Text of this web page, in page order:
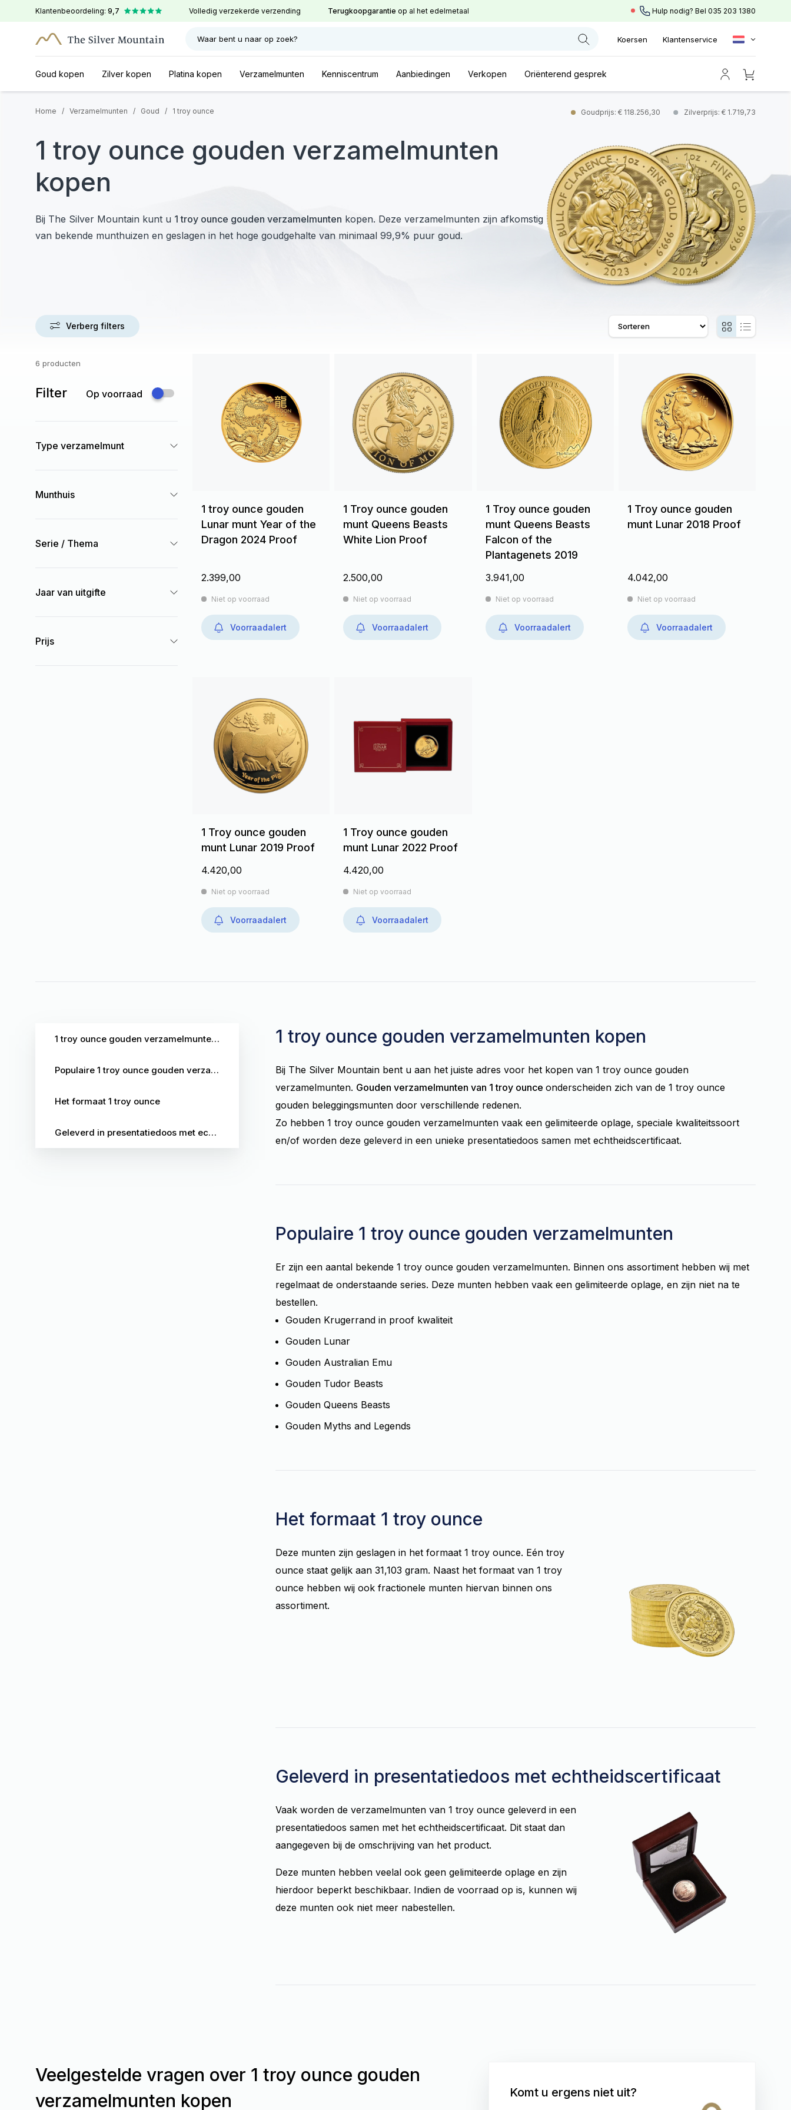
Klantenbeoordeling: 9,7 Volledig verzekerde verzending Terugkoopgarantie op al het edelmetaal Hulp nodig? Bel 035 203 1380
Waar bent u naar op zoek? Koersen Klantenservice
Goud kopen Zilver kopen Platina kopen Verzamelmunten Kenniscentrum Aanbiedingen Verkopen Oriënterend gesprek
Home / Verzamelmunten / Goud / 1 troy ounce Goudprijs: € 118.256,30 Zilverprijs: € 1.719,73
1 troy ounce gouden verzamelmunten
kopen
Bij The Silver Mountain kunt u 1 troy ounce gouden verzamelmunten kopen. Deze verzamelmunten zijn afkomstig
van bekende munthuizen en geslagen in het hoge goudgehalte van minimaal 99,9% puur goud.
Verberg filters
6 producten
Filter Op voorraad
Type verzamelmunt
Munthuis
Serie / Thema
Jaar van uitgifte
Prijs
1 troy ounce gouden
Lunar munt Year of the
Dragon 2024 Proof
2.399,00
Niet op voorraad
Voorraadalert
1 Troy ounce gouden
munt Queens Beasts
White Lion Proof
2.500,00
Niet op voorraad
Voorraadalert
1 Troy ounce gouden
munt Queens Beasts
Falcon of the
Plantagenets 2019
3.941,00
Niet op voorraad
Voorraadalert
1 Troy ounce gouden
munt Lunar 2018 Proof
4.042,00
Niet op voorraad
Voorraadalert
1 Troy ounce gouden
munt Lunar 2019 Proof
4.420,00
Niet op voorraad
Voorraadalert
1 Troy ounce gouden
munt Lunar 2022 Proof
4.420,00
Niet op voorraad
Voorraadalert
1 troy ounce gouden verzamelmunten kopen
Populaire 1 troy ounce gouden verzamelmunten
Het formaat 1 troy ounce
Geleverd in presentatiedoos met echtheidscertificaat
1 troy ounce gouden verzamelmunten kopen
Bij The Silver Mountain bent u aan het juiste adres voor het kopen van 1 troy ounce gouden
verzamelmunten. Gouden verzamelmunten van 1 troy ounce onderscheiden zich van de 1 troy ounce
gouden beleggingsmunten door verschillende redenen.
Zo hebben 1 troy ounce gouden verzamelmunten vaak een gelimiteerde oplage, speciale kwaliteitssoort
en/of worden deze geleverd in een unieke presentatiedoos samen met echtheidscertificaat.
Populaire 1 troy ounce gouden verzamelmunten
Er zijn een aantal bekende 1 troy ounce gouden verzamelmunten. Binnen ons assortiment hebben wij met
regelmaat de onderstaande series. Deze munten hebben vaak een gelimiteerde oplage, en zijn niet na te
bestellen.
Gouden Krugerrand in proof kwaliteit
Gouden Lunar
Gouden Australian Emu
Gouden Tudor Beasts
Gouden Queens Beasts
Gouden Myths and Legends
Het formaat 1 troy ounce
Deze munten zijn geslagen in het formaat 1 troy ounce. Eén troy
ounce staat gelijk aan 31,103 gram. Naast het formaat van 1 troy
ounce hebben wij ook fractionele munten hiervan binnen ons
assortiment.
Geleverd in presentatiedoos met echtheidscertificaat
Vaak worden de verzamelmunten van 1 troy ounce geleverd in een
presentatiedoos samen met het echtheidscertificaat. Dit staat dan
aangegeven bij de omschrijving van het product.
Deze munten hebben veelal ook geen gelimiteerde oplage en zijn
hierdoor beperkt beschikbaar. Indien de voorraad op is, kunnen wij
deze munten ook niet meer nabestellen.
Veelgestelde vragen over 1 troy ounce gouden
verzamelmunten kopen
Komt u ergens niet uit?